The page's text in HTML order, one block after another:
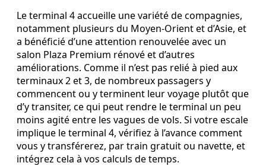
Le terminal 4 accueille une variété de compagnies,
notamment plusieurs du Moyen‑Orient et d’Asie, et
a bénéficié d’une attention renouvelée avec un
salon Plaza Premium rénové et d’autres
améliorations. Comme il n’est pas relié à pied aux
terminaux 2 et 3, de nombreux passagers y
commencent ou y terminent leur voyage plutôt que
d’y transiter, ce qui peut rendre le terminal un peu
moins agité entre les vagues de vols. Si votre escale
implique le terminal 4, vérifiez à l’avance comment
vous y transférerez, par train gratuit ou navette, et
intégrez cela à vos calculs de temps.